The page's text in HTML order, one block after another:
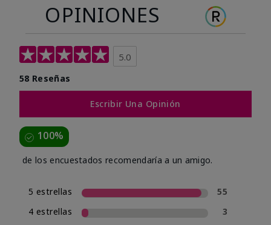
OPINIONES
5.0
58 Reseñas
Escribir Una Opinión
100%
de los encuestados recomendaría a un amigo.
5 estrellas
55
4 estrellas
3